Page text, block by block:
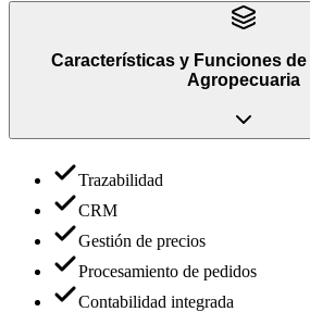
Características y Funciones de
Agropecuaria
Trazabilidad
CRM
Gestión de precios
Procesamiento de pedidos
Contabilidad integrada